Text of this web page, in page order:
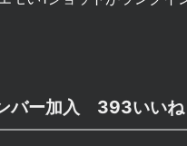
バー加入 393いいね